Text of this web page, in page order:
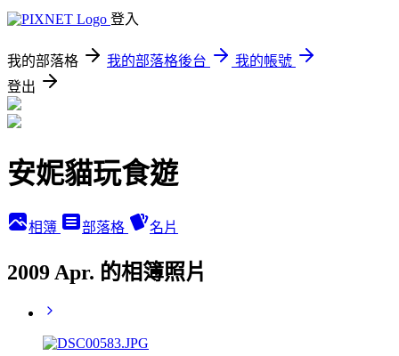
登入
我的部落格 我的部落格後台
我的帳號
登出
安妮貓玩食遊
相簿 部落格 名片
2009 Apr. 的相簿照片